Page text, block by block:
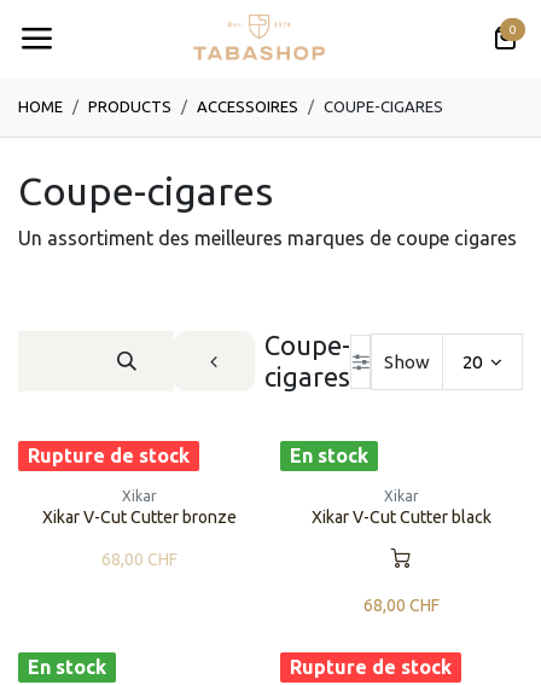
0
HOME PRODUCTS ​​​​​​​​​​ACCESSOIRES COUPE-CIGARES
Coupe-cigares
Un assortiment des meilleures marques de coupe cigares
Coupe-
cigares
Show 20
Rupture de stock
Xikar
Xikar V-Cut Cutter bronze
68,00 CHF
En stock
Xikar
Xikar V-Cut Cutter black
68,00 CHF
En stock Rupture de stock